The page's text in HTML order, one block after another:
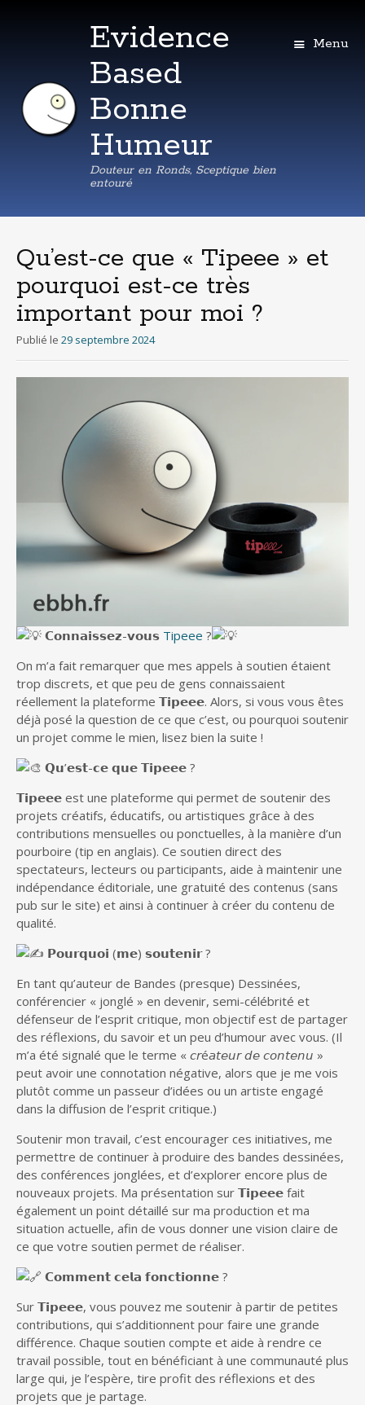
Evidence
Based
Bonne
Humeur
Douteur en Ronds, Sceptique bien
entouré
Menu
contenu
principal
Qu’est-ce que « Tipeee » et
pourquoi est-ce très
important pour moi ?
Publié le 29 septembre 2024
𝗖𝗼𝗻𝗻𝗮𝗶𝘀𝘀𝗲𝘇-𝘃𝗼𝘂𝘀 Tipeee ?
On m’a fait remarquer que mes appels à soutien étaient
trop discrets, et que peu de gens connaissaient
réellement la plateforme 𝗧𝗶𝗽𝗲𝗲𝗲. Alors, si vous vous êtes
déjà posé la question de ce que c’est, ou pourquoi soutenir
un projet comme le mien, lisez bien la suite !
𝗤𝘂’𝗲𝘀𝘁-𝗰𝗲 𝗾𝘂𝗲 𝗧𝗶𝗽𝗲𝗲𝗲 ?
𝗧𝗶𝗽𝗲𝗲𝗲 est une plateforme qui permet de soutenir des
projets créatifs, éducatifs, ou artistiques grâce à des
contributions mensuelles ou ponctuelles, à la manière d’un
pourboire (tip en anglais). Ce soutien direct des
spectateurs, lecteurs ou participants, aide à maintenir une
indépendance éditoriale, une gratuité des contenus (sans
pub sur le site) et ainsi à continuer à créer du contenu de
qualité.
𝗣𝗼𝘂𝗿𝗾𝘂𝗼𝗶 (𝗺𝗲) 𝘀𝗼𝘂𝘁𝗲𝗻𝗶𝗿 ?
En tant qu’auteur de Bandes (presque) Dessinées,
conférencier « jonglé » en devenir, semi-célébrité et
défenseur de l’esprit critique, mon objectif est de partager
des réflexions, du savoir et un peu d’humour avec vous. (Il
m’a été signalé que le terme « 𝘤𝘳é𝘢𝘵𝘦𝘶𝘳 𝘥𝘦 𝘤𝘰𝘯𝘵𝘦𝘯𝘶 »
peut avoir une connotation négative, alors que je me vois
plutôt comme un passeur d’idées ou un artiste engagé
dans la diffusion de l’esprit critique.)
Soutenir mon travail, c’est encourager ces initiatives, me
permettre de continuer à produire des bandes dessinées,
des conférences jonglées, et d’explorer encore plus de
nouveaux projets. Ma présentation sur 𝗧𝗶𝗽𝗲𝗲𝗲 fait
également un point détaillé sur ma production et ma
situation actuelle, afin de vous donner une vision claire de
ce que votre soutien permet de réaliser.
𝗖𝗼𝗺𝗺𝗲𝗻𝘁 𝗰𝗲𝗹𝗮 𝗳𝗼𝗻𝗰𝘁𝗶𝗼𝗻𝗻𝗲 ?
Sur 𝗧𝗶𝗽𝗲𝗲𝗲, vous pouvez me soutenir à partir de petites
contributions, qui s’additionnent pour faire une grande
différence. Chaque soutien compte et aide à rendre ce
travail possible, tout en bénéficiant à une communauté plus
large qui, je l’espère, tire profit des réflexions et des
projets que je partage.